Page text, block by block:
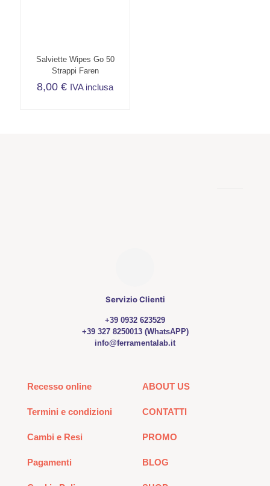
Salviette Wipes Go 50
Strappi Faren
8,00€ IVA inclusa
Servizio Clienti
+39 0932 623529
+39 327 8250013 (WhatsAPP)
info@ferramentalab.it
Recesso online
Termini e condizioni
Cambi e Resi
Pagamenti
ABOUT US
CONTATTI
PROMO
BLOG